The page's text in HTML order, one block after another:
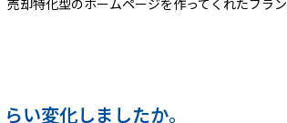
い変化しましたか。